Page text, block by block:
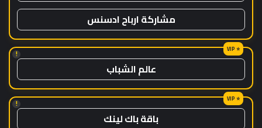
مشاركة ارباح ادسنس
!
عالم الشباب
!
باقة باك لينك